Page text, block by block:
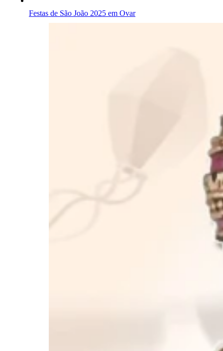
Festas de São João 2025 em Ovar